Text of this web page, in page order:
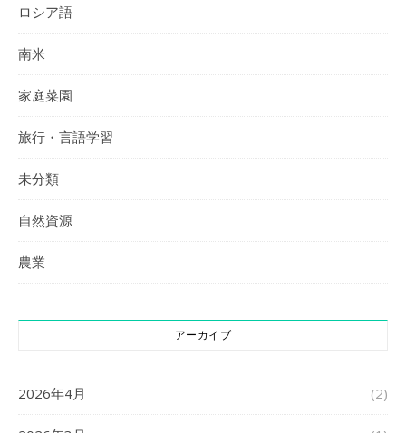
ロシア語
南米
家庭菜園
旅行・言語学習
未分類
自然資源
農業
アーカイブ
2026年4月 (2)